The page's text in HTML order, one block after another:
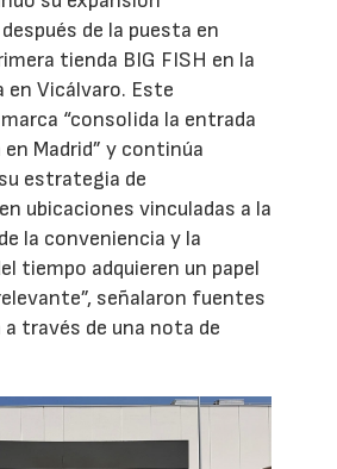
de la puesta en
tienda BIG FISH en la
en Vicálvaro. Este
“consolida la entrada
Madrid” y continúa
estrategia de
ubicaciones vinculadas a la
la conveniencia y la
tiempo adquieren un papel
señalaron fuentes
a través de una nota de